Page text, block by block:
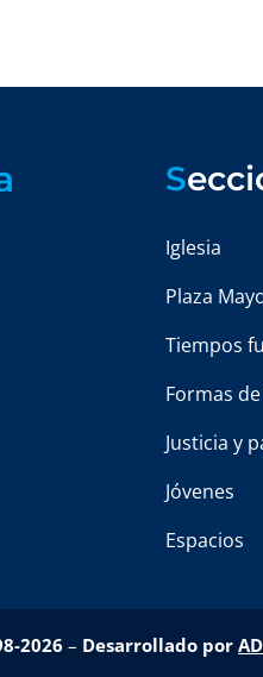
S
Iglesia
Plaza
Tiempos
Formas
Justicia y
Jóvenes
Espacios
2026 – Desarrollado por